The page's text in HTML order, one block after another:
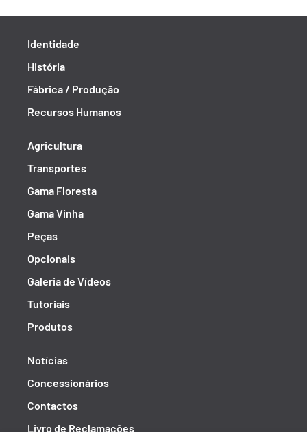
Identidade
História
Fábrica / Produção
Recursos Humanos
Agricultura
Transportes
Gama Floresta
Gama Vinha
Peças
Opcionais
Galeria de Vídeos
Tutoriais
Produtos
Notícias
Concessionários
Contactos
Livro de Reclamações